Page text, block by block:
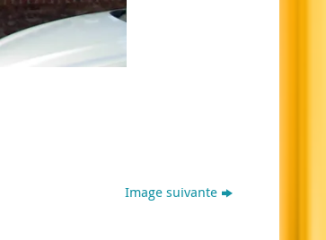
Image suivante